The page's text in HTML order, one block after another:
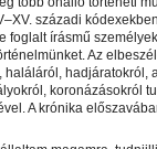
századi kódexekben
foglalt írásmű
Az
haláláról, hadjáratokról,
koronázásokról
A krónika